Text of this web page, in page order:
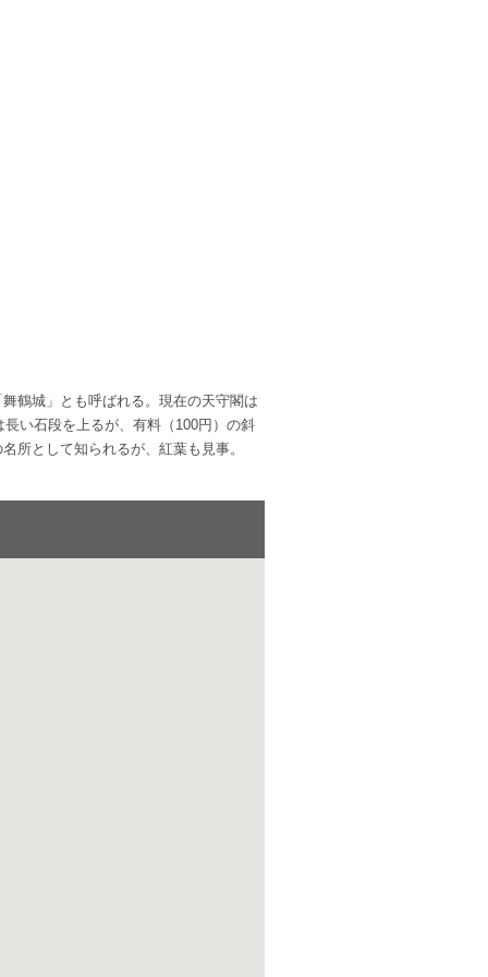
鶴城」とも呼ばれる。現在の天守閣は
い石段を上るが、有料（100円）の斜
所として知られるが、紅葉も見事。